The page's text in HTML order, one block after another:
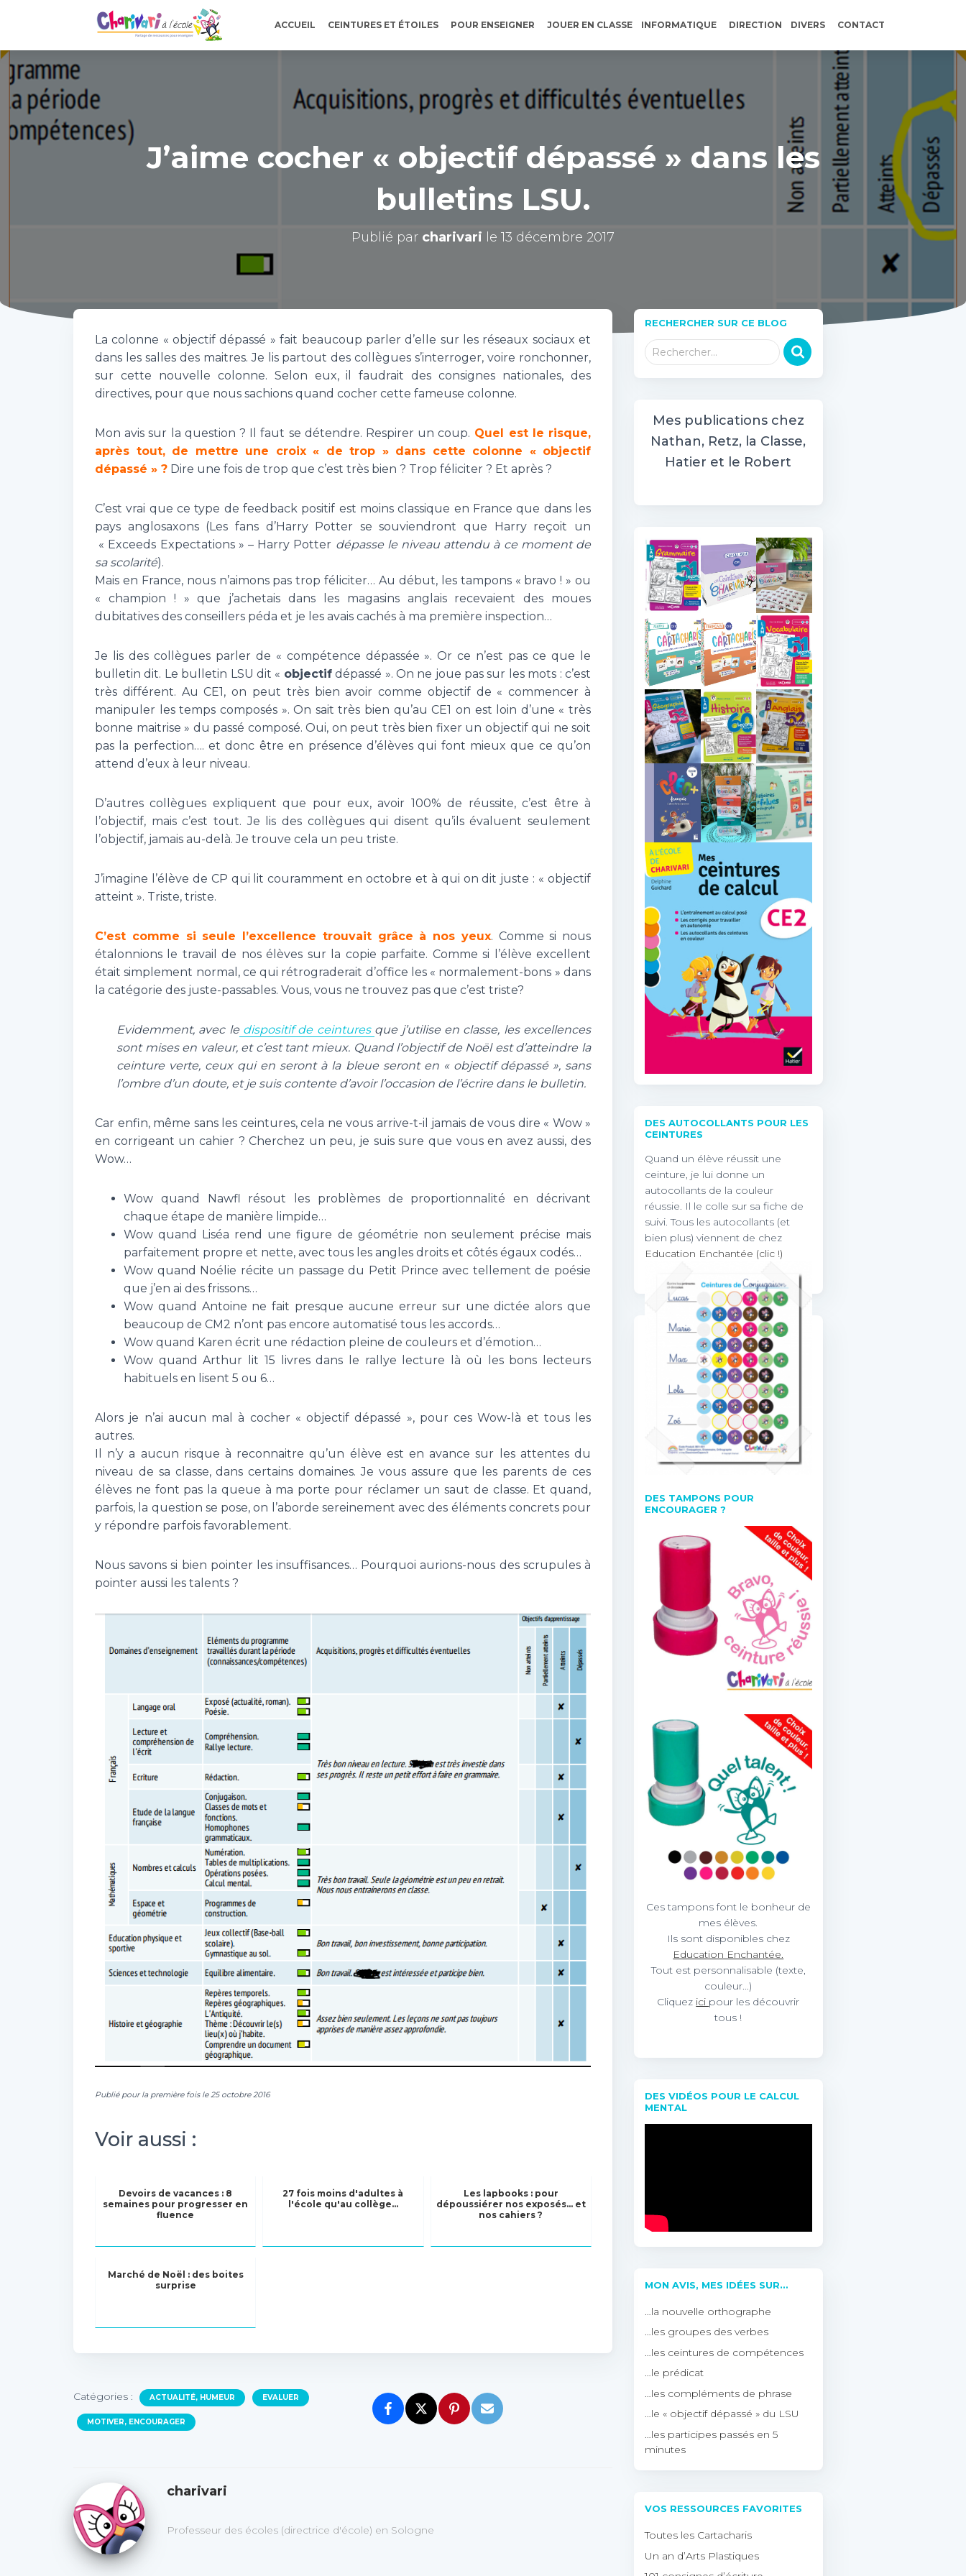
ACCUEIL CEINTURES ET ÉTOILES POUR ENSEIGNER JOUER EN CLASSE INFORMATIQUE DIRECTION DIVERS CONTACT
J’aime cocher « objectif dépassé » dans les
bulletins LSU.
Publié par charivari le 13 décembre 2017
La colonne « objectif dépassé » fait beaucoup parler d’elle sur les réseaux sociaux et
dans les salles des maitres. Je lis partout des collègues s’interroger, voire ronchonner,
sur cette nouvelle colonne. Selon eux, il faudrait des consignes nationales, des
directives, pour que nous sachions quand cocher cette fameuse colonne.
Mon avis sur la question ? Il faut se détendre. Respirer un coup. Quel est le risque,
après tout, de mettre une croix « de trop » dans cette colonne « objectif
dépassé » ? Dire une fois de trop que c’est très bien ? Trop féliciter ? Et après ?
C’est vrai que ce type de feedback positif est moins classique en France que dans les
pays anglosaxons (Les fans d’Harry Potter se souviendront que Harry reçoit un
« Exceeds Expectations » – Harry Potter dépasse le niveau attendu à ce moment de
sa scolarité).
Mais en France, nous n’aimons pas trop féliciter… Au début, les tampons « bravo ! » ou
« champion ! » que j’achetais dans les magasins anglais recevaient des moues
dubitatives des conseillers péda et je les avais cachés à ma première inspection…
Je lis des collègues parler de « compétence dépassée ». Or ce n’est pas ce que le
bulletin dit. Le bulletin LSU dit « objectifdépassé ». On ne joue pas sur les mots : c’est
très différent. Au CE1, on peut très bien avoir comme objectif de « commencer à
manipuler les temps composés ». On sait très bien qu’au CE1 on est loin d’une « très
bonne maitrise » du passé composé. Oui, on peut très bien fixer un objectif qui ne soit
pas la perfection…. et donc être en présence d’élèves qui font mieux que ce qu’on
attend d’eux à leur niveau.
D’autres collègues expliquent que pour eux, avoir 100% de réussite, c’est être à
l’objectif, mais c’est tout. Je lis des collègues qui disent qu’ils évaluent seulement
l’objectif, jamais au-delà. Je trouve cela un peu triste.
J’imagine l’élève de CP qui lit couramment en octobre et à qui on dit juste : « objectif
atteint ». Triste, triste.
C’est comme si seule l’excellence trouvait grâce à nos yeux. Comme si nous
étalonnions le travail de nos élèves sur la copie parfaite. Comme si l’élève excellent
était simplement normal, ce qui rétrograderait d’office les « normalement-bons » dans
la catégorie des juste-passables. Vous, vous ne trouvez pas que c’est triste?
Evidemment, avec ledispositif de ceintures que j’utilise en classe, les excellences
sont mises en valeur, et c’est tant mieux. Quand l’objectif de Noël est d’atteindre la
ceinture verte, ceux qui en seront à la bleue seront en « objectif dépassé », sans
l’ombre d’un doute, et je suis contente d’avoir l’occasion de l’écrire dans le bulletin.
Car enfin, même sans les ceintures, cela ne vous arrive-t-il jamais de vous dire « Wow »
en corrigeant un cahier ? Cherchez un peu, je suis sure que vous en avez aussi, des
Wow…
Wow quand Nawfl résout les problèmes de proportionnalité en décrivant
chaque étape de manière limpide…
Wow quand Liséa rend une figure de géométrie non seulement précise mais
parfaitement propre et nette, avec tous les angles droits et côtés égaux codés…
Wow quand Noélie récite un passage du Petit Prince avec tellement de poésie
que j’en ai des frissons…
Wow quand Antoine ne fait presque aucune erreur sur une dictée alors que
beaucoup de CM2 n’ont pas encore automatisé tous les accords…
Wow quand Karen écrit une rédaction pleine de couleurs et d’émotion…
Wow quand Arthur lit 15 livres dans le rallye lecture là où les bons lecteurs
habituels en lisent 5 ou 6…
Alors je n’ai aucun mal à cocher « objectif dépassé », pour ces Wow-là et tous les
autres.
Il n’y a aucun risque à reconnaitre qu’un élève est en avance sur les attentes du
niveau de sa classe, dans certains domaines. Je vous assure que les parents de ces
élèves ne font pas la queue à ma porte pour réclamer un saut de classe. Et quand,
parfois, la question se pose, on l’aborde sereinement avec des éléments concrets pour
y répondre parfois favorablement.
Nous savons si bien pointer les insuffisances… Pourquoi aurions-nous des scrupules à
pointer aussi les talents ?
Publié pour la première fois le 25 octobre 2016
Voir aussi :
Devoirs de vacances : 8
semaines pour progresser en
fluence
27 fois moins d'adultes à
l'école qu'au collège...
Les lapbooks : pour
dépoussiérer nos exposés... et
nos cahiers ?
Marché de Noël : des boites
surprise
Catégories : ACTUALITÉ, HUMEUR EVALUER
MOTIVER, ENCOURAGER
charivari
Professeur des écoles (directrice d'école) en Sologne
RECHERCHER SUR CE BLOG
R Rechercher…
Mes publications chez
Nathan, Retz, la Classe,
Hatier et le Robert
DES AUTOCOLLANTS POUR LES
CEINTURES
Quand un élève réussit une
ceinture, je lui donne un
autocollants de la couleur
réussie. Il le colle sur sa fiche de
suivi. Tous les autocollants (et
bien plus) viennent de chez
Education Enchantée (clic !)
DES TAMPONS POUR
ENCOURAGER ?
Ces tampons font le bonheur de
mes élèves.
Ils sont disponibles chez
Education Enchantée.
Tout est personnalisable (texte,
couleur…)
Cliquez ici pour les découvrir
tous !
DES VIDÉOS POUR LE CALCUL
MENTAL
MON AVIS, MES IDÉES SUR…
…la nouvelle orthographe
…les groupes des verbes
…les ceintures de compétences
…le prédicat
…les compléments de phrase
…le « objectif dépassé » du LSU
…les participes passés en 5
minutes
VOS RESSOURCES FAVORITES
Toutes les Cartacharis
Un an d’Arts Plastiques